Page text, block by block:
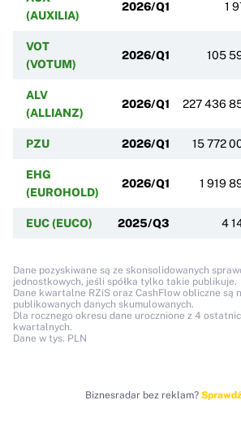
(AUXILIA)
2026/Q1 1
VOT
(VOTUM)
2026/Q1 105
ALV
(ALLIANZ)
2026/Q1 227 436
PZU 2026/Q1 15 772
EHG
(EUROHOLD)
2026/Q1 1 919
EUC (EUCO) 2025/Q3 4
Dane pozyskiwane są ze skonsolidowanych
jednostkowych, jeśli spółka tylko takie publikuje.
Dane kwartalne RZiS oraz CashFlow obliczne są
publikowanych danych skumulowanych.
Dla rocznego okresu dane urocznione z 4
kwartalnych.
Dane w tys. PLN
Biznesradar bez reklam?